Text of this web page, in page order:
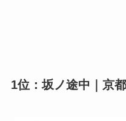
1位：坂ノ途中｜京